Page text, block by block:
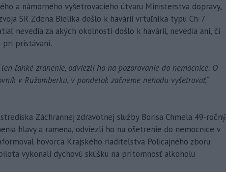
a námorného vyšetrovacieho útvaru Ministerstva dopravy,
SR Zdena Bielika došlo k havárii vrtuľníka typu Ch-7
nevedia za akých okolností došlo k havárii, nevedia ani, či
pristávaní.
ľahké zranenie, odviezli ho na pozorovanie do nemocnice. O
v Ružomberku, v pondelok začneme nehodu vyšetrovať,“
Záchrannej zdravotnej služby Borisa Chmela 49-ročný
hlavy a ramena, odviezli ho na ošetrenie do nemocnice v
hovorca Krajského riaditeľstva Policajného zboru
vykonali dychovú skúšku na prítomnosť alkoholu